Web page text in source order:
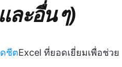
ละอื่น ๆ)
ชีตExcel ที่ยอดเยี่ยมเพื่อช่วย